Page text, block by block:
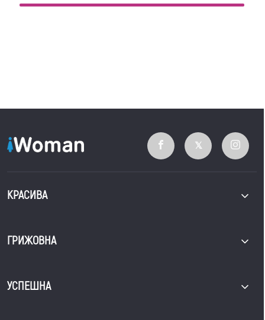
КРАСИВА
ГРИЖОВНА
УСПЕШНА